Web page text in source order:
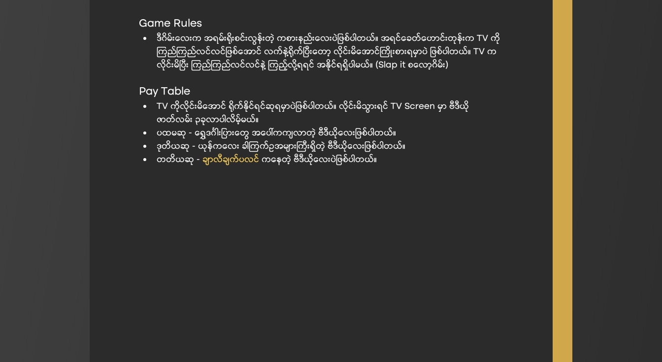
Game Rules
ဒီဂိမ်းလေးက အရမ်းရိုးစင်းလွန်းတဲ့ ကစားနည်းလေးပဲဖြစ်ပါတယ်။ အရင်ခေတ်ဟောင်းတုန်းက TV ကို
ကြည်ကြည်လင်လင်ဖြစ်အောင် လက်နဲ့ရိုက်ပြီးတော့ လိုင်းမိအောင်ကြိုးစားရမှာပဲ ဖြစ်ပါတယ်။ TV က
လိုင်းမိပြီး ကြည်ကြည်လင်လင်နဲ့ ကြည့်လို့ရရင် အနိုင်ရရှိပါမယ်။ (Slap it စလော့ဂိမ်း)
Pay Table
TV ကိုလိုင်းမိအောင် ရိုက်နိုင်ရင်ဆုရမှာပဲဖြစ်ပါတယ်။ လိုင်းမိသွားရင် TV Screen မှာ ဗီဒီယို
ဇာတ်လမ်း ၃ခုလာပါလိမ့်မယ်။
ပထမဆု - ရွှေဒင်္ဂါးပြားတွေ အပေါ်ကကျလာတဲ့ ဗီဒီယိုလေးဖြစ်ပါတယ်။
ဒုတိယဆု - ယုန်ကလေး ခါကြက်ဥအများကြီးရှိတဲ့ ဗီဒီယိုလေးဖြစ်ပါတယ်။
တတိယဆု - ချာလီချက်ပလင် ကနေတဲ့ ဗီဒီယိုလေးပဲဖြစ်ပါတယ်။